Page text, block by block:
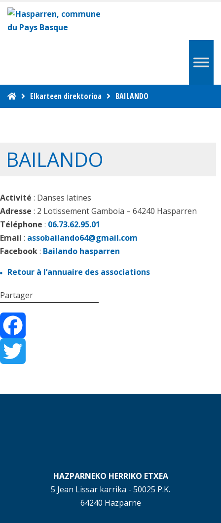
Elkarteen direktorioa BAILANDO
BAILANDO
Activité : Danses latines
Adresse : 2 Lotissement Gamboia – 64240 Hasparren
Téléphone : 06.73.62.95.01
Email : assobailando64@gmail.com
Facebook: Bailando hasparren
Retour à l’annuaire des associations
Partager
Facebook
HAZPARNEKO HERRIKO ETXEA
5 Jean Lissar karrika - 50025 P.K.
64240 Hazparne